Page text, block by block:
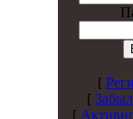
[
[
[